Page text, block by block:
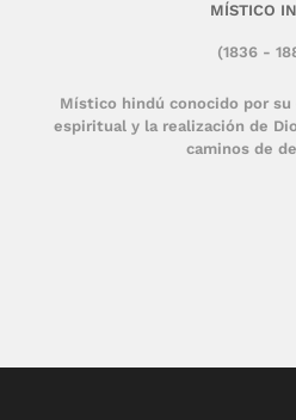
Místico hindú conocido por su
espiritual y la realización de
caminos de
(1836 -
MÍSTICO